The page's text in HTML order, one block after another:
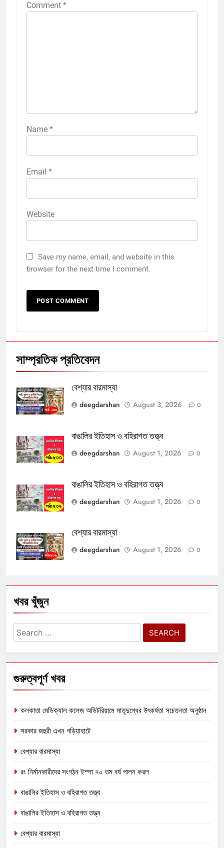
Comment *
Name *
Email *
Website
Save my name, email, and website in this
browser for the next time I comment.
সাম্প্রতিক প্রতিবেদন
বেশ্যার বারমাস্যা
deegdarshan
August 3, 2026 0
বাঙালির ইতিহাস ও বহিরাগত তত্ত্ব
deegdarshan
August 1, 2026 0
বাঙালির ইতিহাস ও বহিরাগত তত্ত্ব
deegdarshan
August 1, 2026 0
বেশ্যার বারমাস্যা
deegdarshan
August 1, 2026 0
খবর খুঁজুন
Search
for:
গুরুত্বপূর্ণ খবর
কলকাতা মেডিক্যাল কলেজ অডিটরিয়ামে মাতৃদুগ্ধের উৎকর্ষতা সচেতনতা অনুষ্ঠান
সরকার জহুরী এখন গড়িয়াহাটে
বেশ্যার বারমাস্যা
রং নির্মানকারীদের সংগঠন ইস্পা ৭০ তম বর্ষ পালন করল
বাঙালির ইতিহাস ও বহিরাগত তত্ত্ব
বাঙালির ইতিহাস ও বহিরাগত তত্ত্ব
বেশ্যার বারমাস্যা